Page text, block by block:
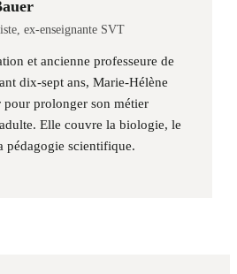
ex-enseignante SVT
et ancienne professeure de
dix-sept ans, Marie-Hélène
prolonger son métier
Elle couvre la biologie, le
pédagogie scientifique.